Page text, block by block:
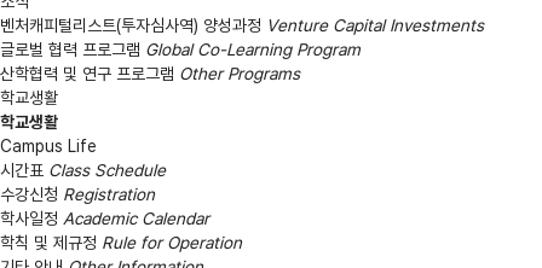
벤처캐피털리스트(투자심사역) 양성과정 Venture Capital Investments
글로벌 협력 프로그램 Global Co-Learning Program
산학협력 및 연구 프로그램 Other Programs
학교생활
학교생활
Campus Life
시간표 Class Schedule
수강신청 Registration
학사일정 Academic Calendar
학칙 및 제규정 Rule for Operation